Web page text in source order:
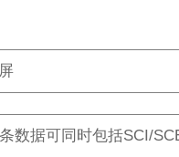
数据可同时包括SCI/